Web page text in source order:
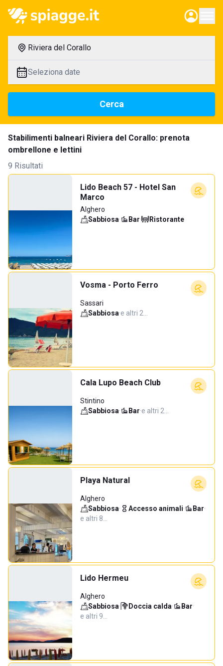
Riviera del Corallo
Seleziona date
Cerca
Stabilimenti balneari Riviera del Corallo: prenota
ombrellone e lettini
9 Risultati
Lido Beach 57 - Hotel San
Marco
Alghero
Sabbiosa· Bar· Ristorante
Vosma - Porto Ferro
Sassari
Sabbiosa·e altri 2…
Cala Lupo Beach Club
Stintino
Sabbiosa· Bar·e altri 2…
Playa Natural
Alghero
Sabbiosa· Accesso animali· Bar·
e altri 8…
Lido Hermeu
Alghero
Sabbiosa· Doccia calda· Bar·
e altri 9…